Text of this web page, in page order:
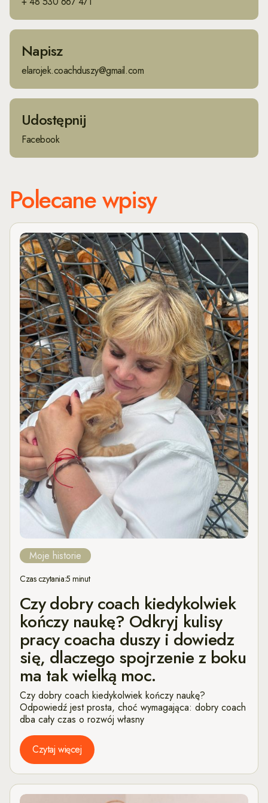
Napisz
elarojek.coachduszy@gmail.com
Udostępnij
Facebook
Polecane wpisy
Moje historie
Czas czytania:5 minut
Czy dobry coach kiedykolwiek
kończy naukę? Odkryj kulisy
pracy coacha duszy i dowiedz
się, dlaczego spojrzenie z boku
ma tak wielką moc.
Czy dobry coach kiedykolwiek kończy naukę?
Odpowiedź jest prosta, choć wymagająca: dobry coach
dba cały czas o rozwój własny
Czytaj więcej